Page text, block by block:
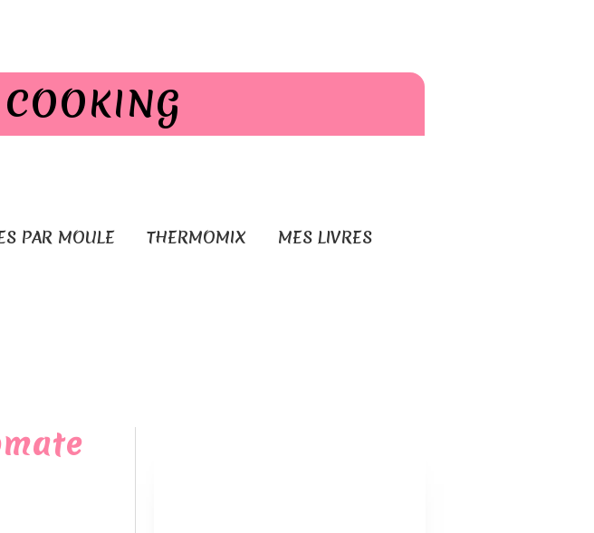
PAR MOULE THERMOMIX MES LIVRES